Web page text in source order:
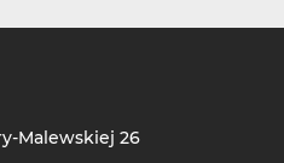
Malewskiej 26